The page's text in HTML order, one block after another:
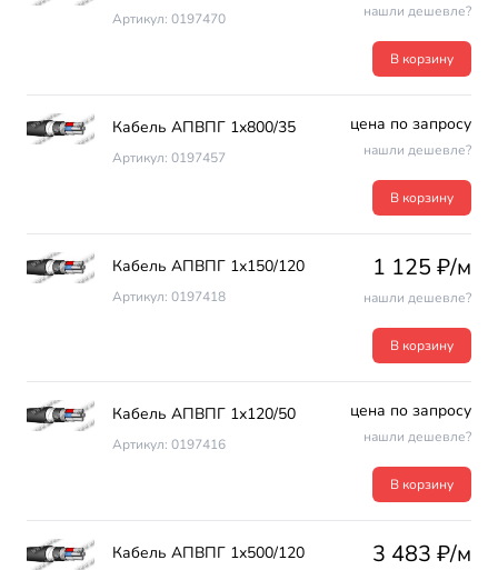
Артикул: 0197470 нашли дешевле?
В корзину
Кабель АПВПГ 1х800/35
Артикул: 0197457
цена по запросу
нашли дешевле?
В корзину
Кабель АПВПГ 1х150/120
Артикул: 0197418
1 125 ₽/м
нашли дешевле?
В корзину
Кабель АПВПГ 1х120/50
Артикул: 0197416
цена по запросу
нашли дешевле?
В корзину
Кабель АПВПГ 1х500/120 3 483 ₽/м